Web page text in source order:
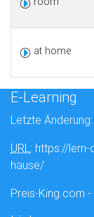
at home
E-Learning
Letzte
URL: https://
hause/
Preis-King.com